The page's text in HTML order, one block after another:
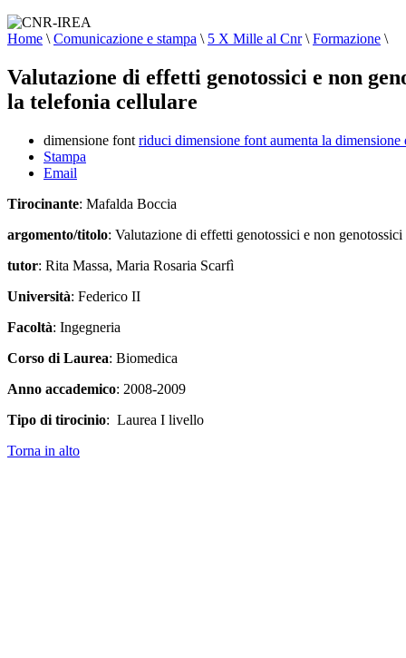
Home \ Comunicazione e stampa \ 5 X Mille al Cnr \ Formazione \
Valutazione di effetti genotossici e non
la telefonia cellulare
dimensione font riduci dimensione font aumenta la dimensione
Stampa
Email
Tirocinante: Mafalda Boccia
argomento/titolo: Valutazione di effetti genotossici e non
tutor: Rita Massa, Maria Rosaria Scarfì
Università: Federico II
Facoltà: Ingegneria
Corso di Laurea: Biomedica
Anno accademico: 2008-2009
Tipo di tirocinio: Laurea I livello
Torna in alto